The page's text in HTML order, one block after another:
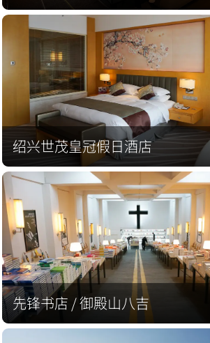
绍兴世茂皇冠假日酒店
先锋书店 / 御殿山八吉